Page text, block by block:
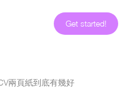
Get started!
兩頁紙到底有幾好